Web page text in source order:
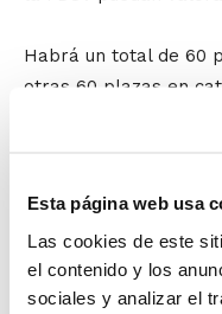
Esta página web usa
Las cookies de este
el contenido y los
sociales y analizar el
Habrá un total de 60
otras 60 plazas en
disposición de los
incorporarse al
estos jugadores/as
Club debe realizar la
www.fbcv.es. Tras